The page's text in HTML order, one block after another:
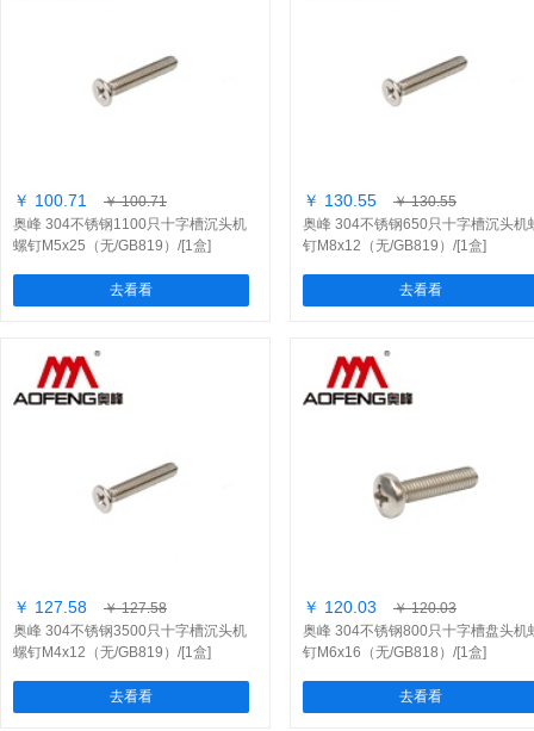
￥ 100.71
￥ 100.71
奥峰 304不锈钢1100只十字槽沉头机
螺钉M5x25（无/GB819）/[1盒]
去看看
￥ 130.55
￥ 130.55
奥峰 304不锈钢650只十字槽沉头机
钉M8x12（无/GB819）/[1盒]
去看看
￥ 127.58
￥ 127.58
奥峰 304不锈钢3500只十字槽沉头机
螺钉M4x12（无/GB819）/[1盒]
去看看
￥ 120.03
￥ 120.03
奥峰 304不锈钢800只十字槽盘头机
钉M6x16（无/GB818）/[1盒]
去看看